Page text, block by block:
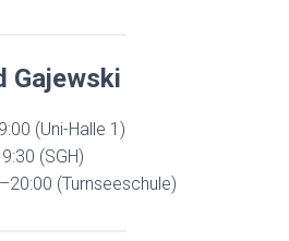
Gajewski
(Uni-Halle 1)
(SGH)
(Turnseeschule)